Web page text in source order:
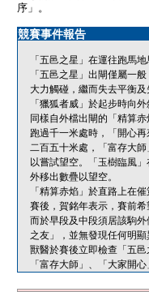
序」。
競賽事件報告
「五邑之星」在運往跑馬
「五邑之星」出閘僅屬一
大力觸碰，繼而失去平衡
「獵狐者威」於起步時向
同樣自外檔出閘的「精算赤
跑過千一米處時，「開心
二百五十米處，「富存大
以嘗試望空。「玉樹臨風
外移出數疊以望空。
「精算赤焰」於直路上在催
賽後，賀銘年表示，賽前
而於早段及中段須居該駒
之友」，並無發現任何明顯
獸醫於賽後立即檢查「五
「富存大師」、「大家開